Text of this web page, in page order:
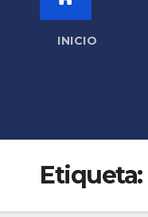
INICIO
Etiqueta: